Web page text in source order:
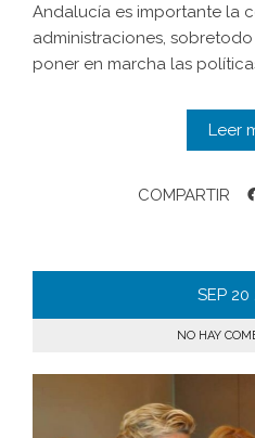
Andalucía es importante la
administraciones,
poner en marcha las
Leer
COMPARTIR
SEP 20
NO HAY